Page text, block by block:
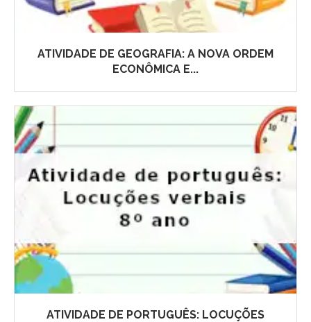
ATIVIDADE DE GEOGRAFIA: A NOVA ORDEM
ECONÔMICA E...
ATIVIDADE DE PORTUGUÊS: LOCUÇÕES